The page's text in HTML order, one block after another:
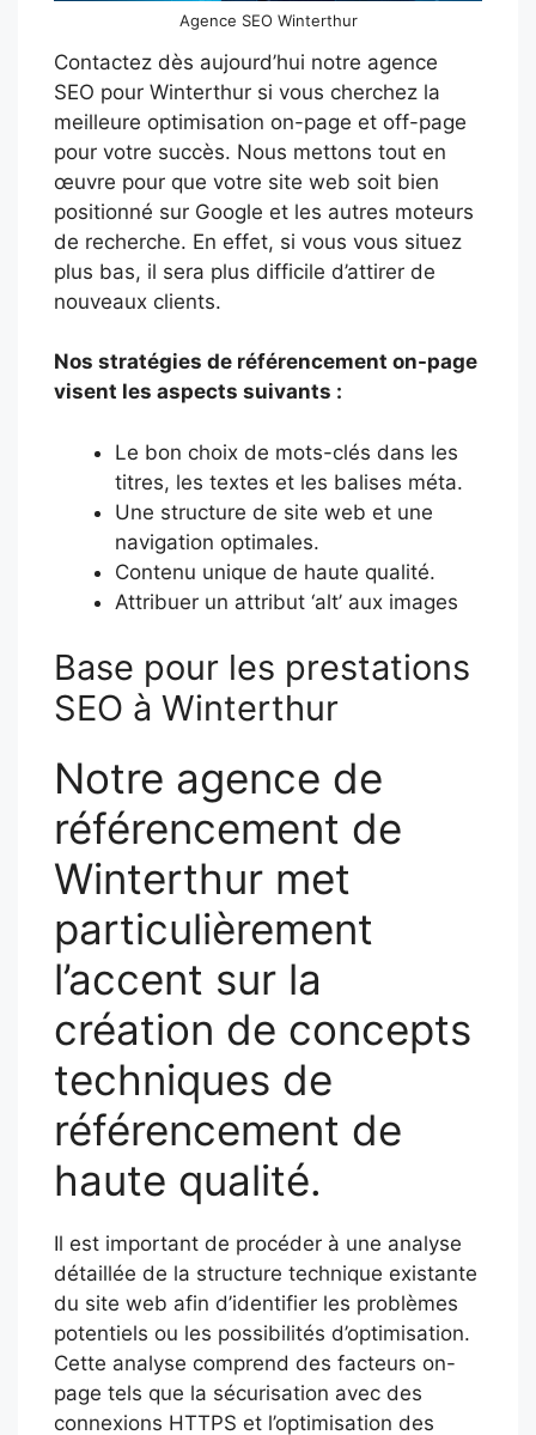
Agence SEO Winterthur
Contactez dès aujourd’hui notre agence
SEO pour Winterthur si vous cherchez la
meilleure optimisation on-page et off-page
pour votre succès. Nous mettons tout en
œuvre pour que votre site web soit bien
positionné sur Google et les autres moteurs
de recherche. En effet, si vous vous situez
plus bas, il sera plus difficile d’attirer de
nouveaux clients.
Nos stratégies de référencement on-page
visent les aspects suivants :
Le bon choix de mots-clés dans les
titres, les textes et les balises méta.
Une structure de site web et une
navigation optimales.
Contenu unique de haute qualité.
Attribuer un attribut ‘alt’ aux images
Base pour les prestations
SEO à Winterthur
Notre agence de
référencement de
Winterthur met
particulièrement
l’accent sur la
création de concepts
techniques de
référencement de
haute qualité.
Il est important de procéder à une analyse
détaillée de la structure technique existante
du site web afin d’identifier les problèmes
potentiels ou les possibilités d’optimisation.
Cette analyse comprend des facteurs on-
page tels que la sécurisation avec des
connexions HTTPS et l’optimisation des